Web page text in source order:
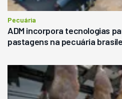
Pecuária
ADM incorpora tecnologias
pastagens na pecuária